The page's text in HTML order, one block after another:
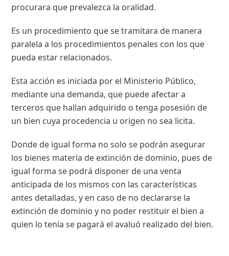
procurara que prevalezca la oralidad.
Es un procedimiento que se tramitara de manera
paralela a los procedimientos penales con los que
pueda estar relacionados.
Esta acción es iniciada por el Ministerio Público,
mediante una demanda, que puede afectar a
terceros que hallan adquirido o tenga posesión de
un bien cuya procedencia u origen no sea licita.
Donde de igual forma no solo se podrán asegurar
los bienes materia de extinción de dominio, pues de
igual forma se podrá disponer de una venta
anticipada de los mismos con las características
antes detalladas, y en caso de no declararse la
extinción de dominio y no poder restituir el bien a
quien lo tenía se pagará el avaluó realizado del bien.